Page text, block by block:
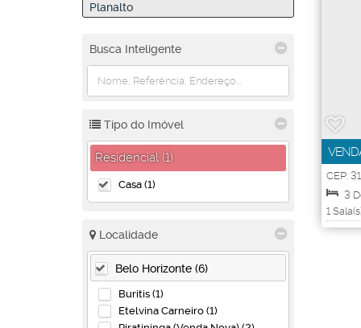
Planalto
Busca Inteligente
Tipo do Imóvel
Residencial (1)
Casa (1)
Localidade
Belo Horizonte (6)
Buritis (1)
Etelvina Carneiro (1)
CEP:
3
1
Útil: